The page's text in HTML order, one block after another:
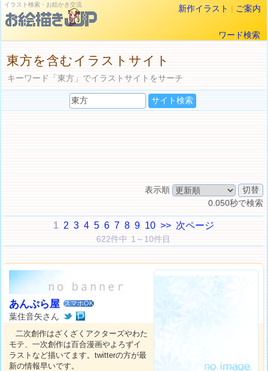
イラスト検索・お絵かき交流 新作イラスト | ご案内
ワード検索
東方を含むイラストサイト
キーワード「東方」でイラストサイトをサーチ
表示順
0.050秒で検索
1 2 3 4 5 6 7 8 9 10 >> 次ページ
622件中 1～10件目
あんぷら屋 スマホOK
葉住音矢さん
二次創作はざくざくアクターズやわた
モテ、一次創作は百合漫画やよろずイ
ラストなど描いてます。twitterの方が最
新の情報早いです。